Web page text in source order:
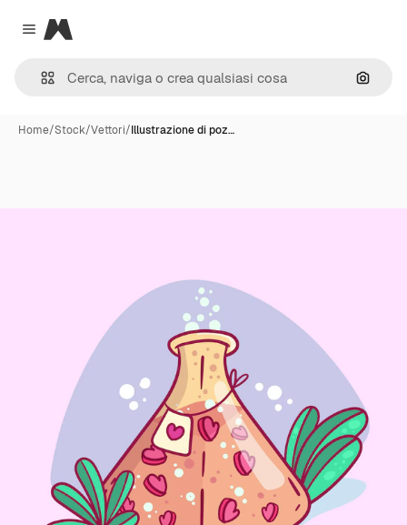
Close menu
Magnific
Cerca
Home/Stock/Vettori/Illustrazione di poz…